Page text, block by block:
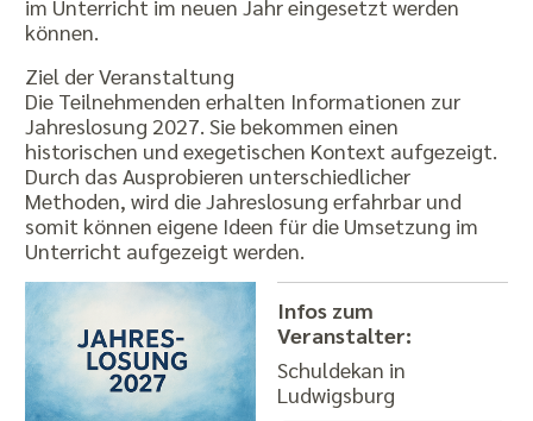
im Unterricht im neuen Jahr eingesetzt werden
können.
Ziel der Veranstaltung
Die Teilnehmenden erhalten Informationen zur
Jahreslosung 2027. Sie bekommen einen
historischen und exegetischen Kontext aufgezeigt.
Durch das Ausprobieren unterschiedlicher
Methoden, wird die Jahreslosung erfahrbar und
somit können eigene Ideen für die Umsetzung im
Unterricht aufgezeigt werden.
Infos zum
Veranstalter:
Schuldekan in
Ludwigsburg